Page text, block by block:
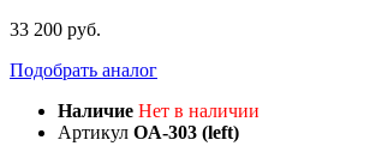
33 200 руб.
Подобрать аналог
Наличие Нет в наличии
Артикул OA-303 (left)